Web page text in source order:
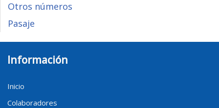
Otros números
Pasaje
Información
Inicio
Colaboradores